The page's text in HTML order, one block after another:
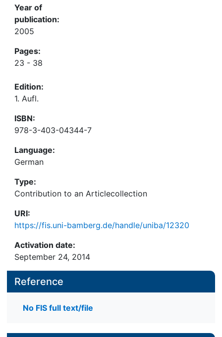
Year of
publication:
2005
Pages:
23 - 38
Edition:
1. Aufl.
ISBN:
978-3-403-04344-7
Language:
German
Type:
Contribution to an Articlecollection
URI:
https://fis.uni-bamberg.de/handle/uniba/12320
Activation date:
September 24, 2014
Reference
No FIS full text/file